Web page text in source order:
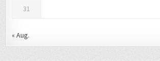
31
« Aug.